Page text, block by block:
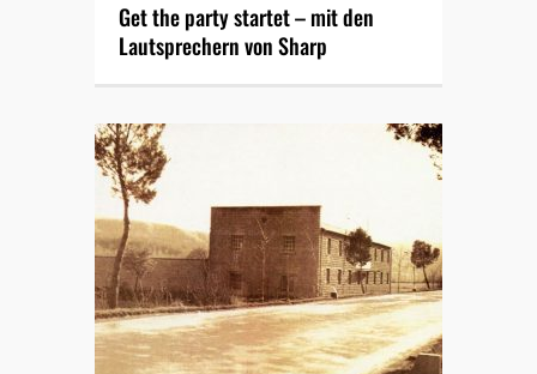
Get the party startet – mit den
Lautsprechern von Sharp